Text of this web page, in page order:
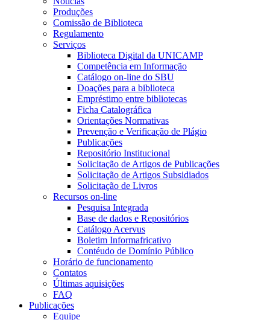
Produções
Comissão de Biblioteca
Regulamento
Serviços
Biblioteca Digital da UNICAMP
Competência em Informação
Catálogo on-line do SBU
Doações para a biblioteca
Empréstimo entre bibliotecas
Ficha Catalográfica
Orientações Normativas
Prevenção e Verificação de Plágio
Publicações
Repositório Institucional
Solicitação de Artigos de Publicações
Solicitação de Artigos Subsidiados
Solicitação de Livros
Recursos on-line
Pesquisa Integrada
Base de dados e Repositórios
Catálogo Acervus
Boletim Informafricativo
Contéudo de Domínio Público
Horário de funcionamento
Contatos
Últimas aquisições
FAQ
Publicações
Equipe